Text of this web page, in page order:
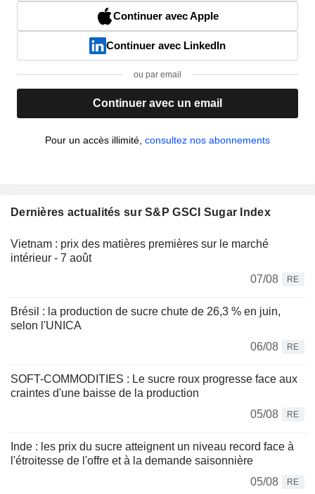
Continuer avec Apple
Continuer avec LinkedIn
ou par email
Continuer avec un email
Pour un accès illimité, consultez nos abonnements
Dernières actualités sur S&P GSCI Sugar Index
Vietnam : prix des matières premières sur le marché
intérieur - 7 août
07/08
RE
Brésil : la production de sucre chute de 26,3 % en juin,
selon l'UNICA
06/08
RE
SOFT-COMMODITIES : Le sucre roux progresse face aux
craintes d'une baisse de la production
05/08
RE
Inde : les prix du sucre atteignent un niveau record face à
l'étroitesse de l'offre et à la demande saisonnière
05/08
RE